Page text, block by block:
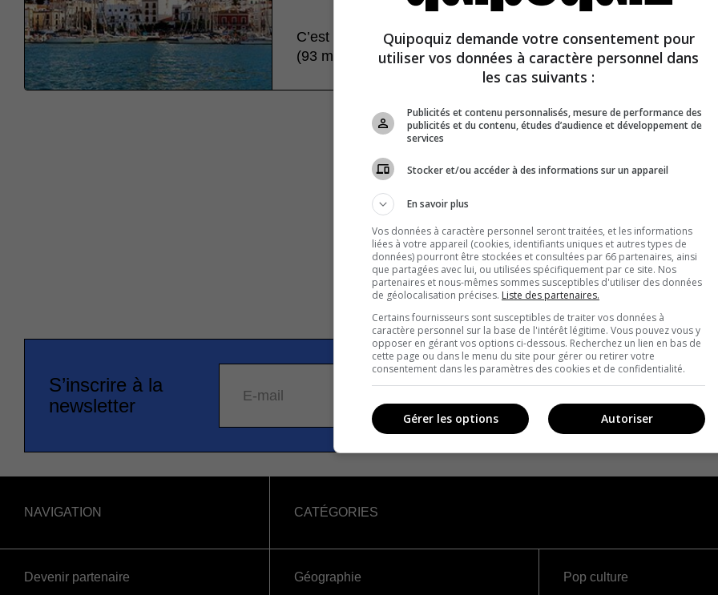
C’est environ 44 % de la population mondiale qui vit à moins de
(93 mi) de la mer.
S’inscrire à la
newsletter
E-mail
NAVIGATION
Devenir partenaire
CATÉGORIES
Géographie
Pop culture
Quipoquiz demande votre consentement pour
utiliser vos données à caractère personnel dans
les cas suivants :
Publicités et contenu personnalisés, mesure de performance des
publicités et du contenu, études d’audience et développement de
services
Stocker et/ou accéder à des informations sur un appareil
En savoir plus
Vos données à caractère personnel seront traitées, et les informations
liées à votre appareil (cookies, identifiants uniques et autres types de
données) pourront être stockées et consultées par 66 partenaires, ainsi
que partagées avec lui, ou utilisées spécifiquement par ce site. Nos
partenaires et nous-mêmes sommes susceptibles d'utiliser des données
de géolocalisation précises. Liste des partenaires.
Certains fournisseurs sont susceptibles de traiter vos données à
caractère personnel sur la base de l'intérêt légitime. Vous pouvez vous y
opposer en gérant vos options ci-dessous. Recherchez un lien en bas de
cette page ou dans le menu du site pour gérer ou retirer votre
consentement dans les paramètres des cookies et de confidentialité.
Autoriser
Gérer les options